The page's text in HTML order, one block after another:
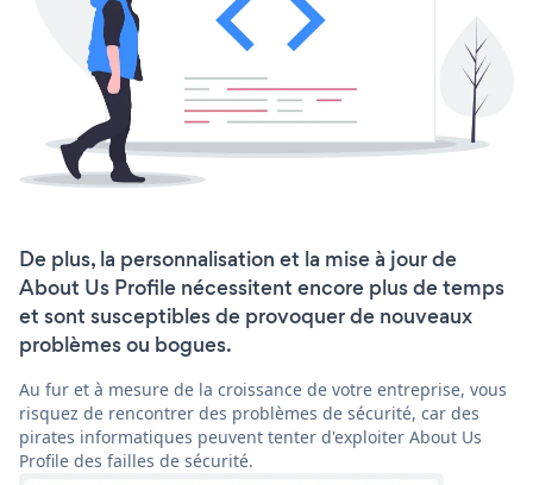
De plus, la personnalisation et la mise à jour de
About Us Profile nécessitent encore plus de temps
et sont susceptibles de provoquer de nouveaux
problèmes ou bogues.
Au fur et à mesure de la croissance de votre entreprise, vous
risquez de rencontrer des problèmes de sécurité, car des
pirates informatiques peuvent tenter d'exploiter About Us
Profile des failles de sécurité.